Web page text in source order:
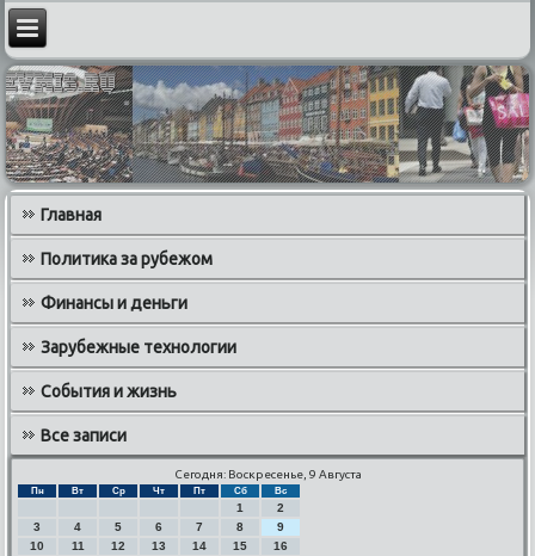
Главная
Политика за рубежом
Финансы и деньги
Зарубежные технологии
События и жизнь
Все записи
Сегодня: Воскресенье, 9 Августа
Пн Вт Ср Чт Пт Сб Вс
1
2
3
4 5 6 7 8
9
10
11 12 13 14 15
16